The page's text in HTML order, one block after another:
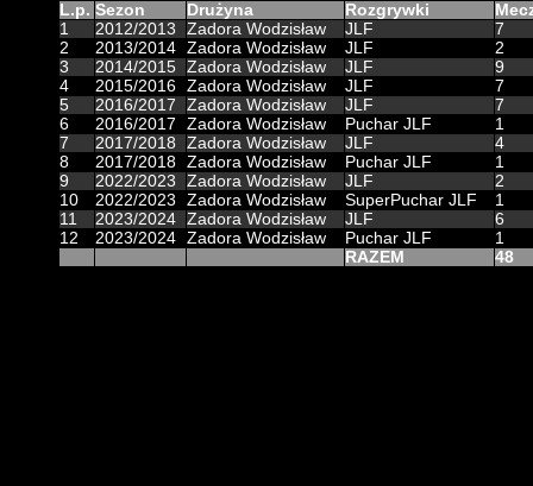
L.p. Sezon Drużyna Rozgrywki
1
2012/2013 Zadora Wodzisław JLF
7
2
2013/2014 Zadora Wodzisław JLF
2
3
2014/2015 Zadora Wodzisław JLF
9
4
2015/2016 Zadora Wodzisław JLF
7
5
2016/2017 Zadora Wodzisław JLF
7
6
2016/2017 Zadora Wodzisław Puchar JLF
1
7
2017/2018 Zadora Wodzisław JLF
4
8
2017/2018 Zadora Wodzisław Puchar JLF
1
9
2022/2023 Zadora Wodzisław JLF
2
10
2022/2023 Zadora Wodzisław SuperPuchar JLF
1
11
2023/2024 Zadora Wodzisław JLF
6
12
2023/2024 Zadora Wodzisław Puchar JLF
1
RAZEM
48